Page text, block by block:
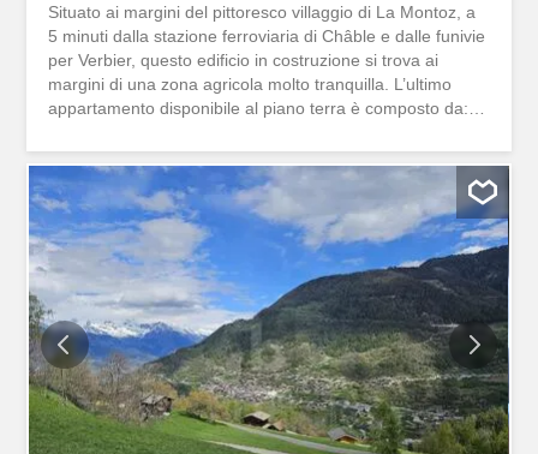
Situato ai margini del pittoresco villaggio di La Montoz, a
5 minuti dalla stazione ferroviaria di Châble e dalle funivie
per Verbier, questo edificio in costruzione si trova ai
margini di una zona agricola molto tranquilla. L’ultimo
appartamento disponibile al piano terra è composto da:
sala da pranzo e luminoso soggiorno Terrazza di
28.30m2 3 camere doppie 2 bagni con doccia / WC
Spazio per colonna di lavaggio nell’appartamento Cantina
Parcheggio coperto Parcheggio non coperto *Per
preservare l’ambiente, è stata prestata particolare
attenzione all’isolamento termico. Il progetto propone un
concetto centralizzato di riscaldamento e di energia
solare. Il consumo energetico dell’edificio sarà ridotto al
minimo. Situé aux abords du charmant hameau de La
Montoz, à 5 minutes de la gare ferroviaire du Châble et
des télécabines pour Verbier, cet immeuble en
construction se situe aux abords d’une zone agricole
très...